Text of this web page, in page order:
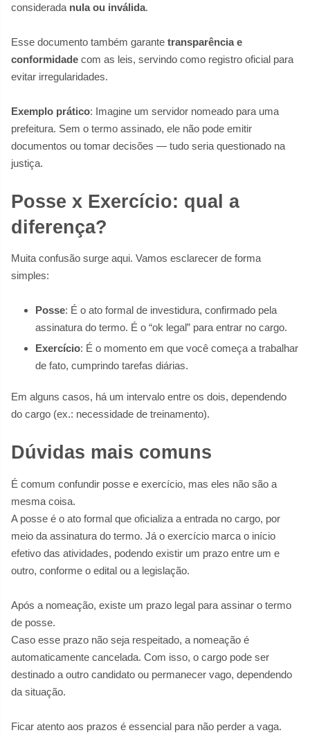
considerada nula ou inválida.
Esse documento também garante transparência e
conformidade com as leis, servindo como registro oficial para
evitar irregularidades.
Exemplo prático: Imagine um servidor nomeado para uma
prefeitura. Sem o termo assinado, ele não pode emitir
documentos ou tomar decisões — tudo seria questionado na
justiça.
Posse x Exercício: qual a
diferença?
Muita confusão surge aqui. Vamos esclarecer de forma
simples:
Posse: É o ato formal de investidura, confirmado pela
assinatura do termo. É o “ok legal” para entrar no cargo.
Exercício: É o momento em que você começa a trabalhar
de fato, cumprindo tarefas diárias.
Em alguns casos, há um intervalo entre os dois, dependendo
do cargo (ex.: necessidade de treinamento).
Dúvidas mais comuns
É comum confundir posse e exercício, mas eles não são a
mesma coisa.
A posse é o ato formal que oficializa a entrada no cargo, por
meio da assinatura do termo. Já o exercício marca o início
efetivo das atividades, podendo existir um prazo entre um e
outro, conforme o edital ou a legislação.
Após a nomeação, existe um prazo legal para assinar o termo
de posse.
Caso esse prazo não seja respeitado, a nomeação é
automaticamente cancelada. Com isso, o cargo pode ser
destinado a outro candidato ou permanecer vago, dependendo
da situação.
Ficar atento aos prazos é essencial para não perder a vaga.